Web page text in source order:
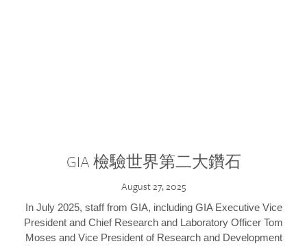
GIA 檢驗世界第二大鑽石
August 27, 2025
In July 2025, staff from GIA, including GIA Executive Vice
President and Chief Research and Laboratory Officer Tom
Moses and Vice President of Research and Development